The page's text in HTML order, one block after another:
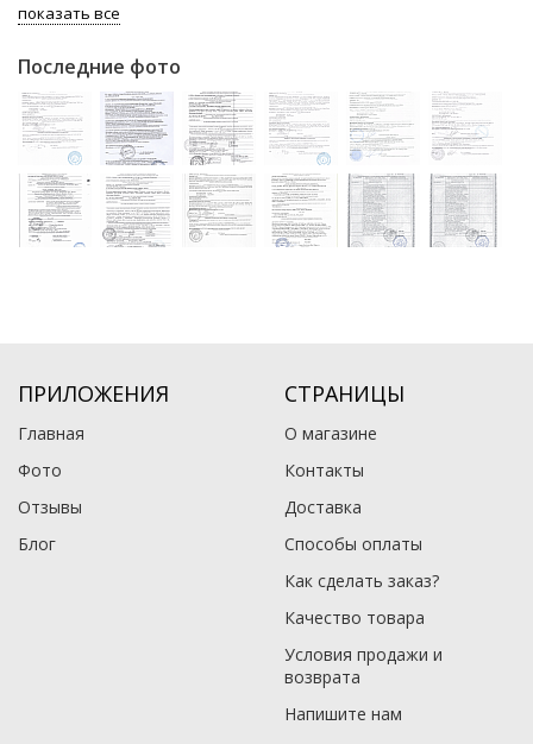
показать все
Последние фото
ПРИЛОЖЕНИЯ
Главная
Фото
Отзывы
Блог
СТРАНИЦЫ
О магазине
Контакты
Доставка
Способы оплаты
Как сделать заказ?
Качество товара
Условия продажи и
возврата
Напишите нам